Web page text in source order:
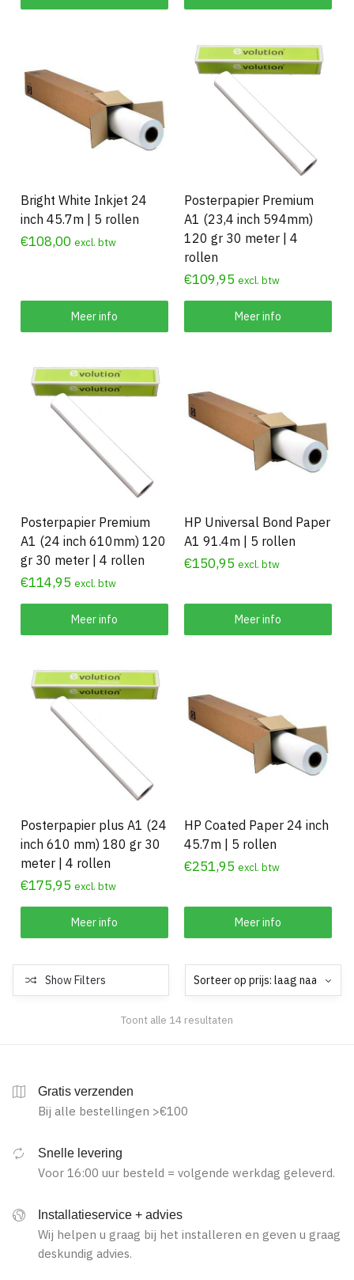
Bright White Inkjet 24
inch 45.7m | 5 rollen
€108,00 excl. btw
Meer info
Posterpapier Premium
A1 (23,4 inch 594mm)
120 gr 30 meter | 4
rollen
€109,95 excl. btw
Meer info
Posterpapier Premium
A1 (24 inch 610mm) 120
gr 30 meter | 4 rollen
€114,95 excl. btw
Meer info
HP Universal Bond Paper
A1 91.4m | 5 rollen
€150,95 excl. btw
Meer info
Posterpapier plus A1 (24
inch 610 mm) 180 gr 30
meter | 4 rollen
€175,95 excl. btw
Meer info
HP Coated Paper 24 inch
45.7m | 5 rollen
€251,95 excl. btw
Meer info
Show Filters
Toont alle 14 resultaten
Gratis verzenden
Bij alle bestellingen >€100
Snelle levering
Voor 16:00 uur besteld = volgende werkdag geleverd.
Installatieservice + advies
Wij helpen u graag bij het installeren en geven u graag
deskundig advies.